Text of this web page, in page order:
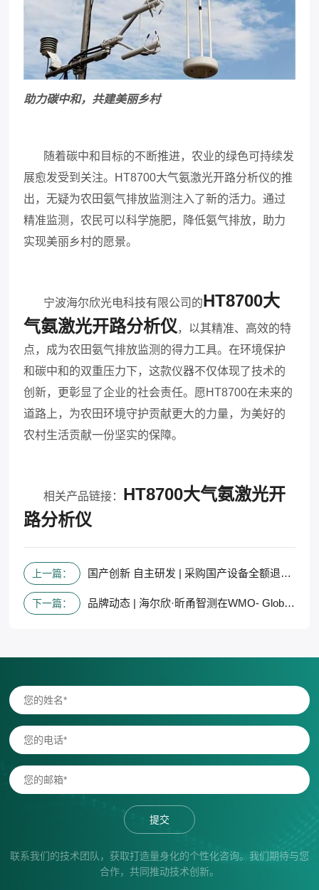
助力碳中和，共建美丽乡村
随着碳中和目标的不断推进，农业的绿色可持续发
展愈发受到关注。 HT8700大气氨激光开路分析仪的推
出，无疑为农田氨气排放监测注入了新的活力。通过
精准监测，农民可以科学施肥，降低氨气排放，助力
实现美丽乡村的愿景。
宁波海尔欣光电科技有限公司的HT8700大
气氨激光开路分析仪，以其精准、高效的特
点，成为农田氨气排放监测的得力工具。在环境保护
和碳中和的双重压力下，这款仪器不仅体现了技术的
创新，更彰显了企业的社会责任。愿HT8700在未来的
道路上，为农田环境守护贡献更大的力量，为美好的
农村生活贡献一份坚实的保障。
相关产品链接： HT8700大气氨激光开
路分析仪
上一篇： 国产创新 自主研发 | 采购国产设备全额退还增值税
下一篇： 品牌动态 | 海尔欣·昕甬智测在WMO- Global Greenhouse Gas Watch会议上发表主题报告
提交
联系我们的技术团队，获取打造量身化的个性化咨询。我们期待与您
合作，共同推动技术创新。